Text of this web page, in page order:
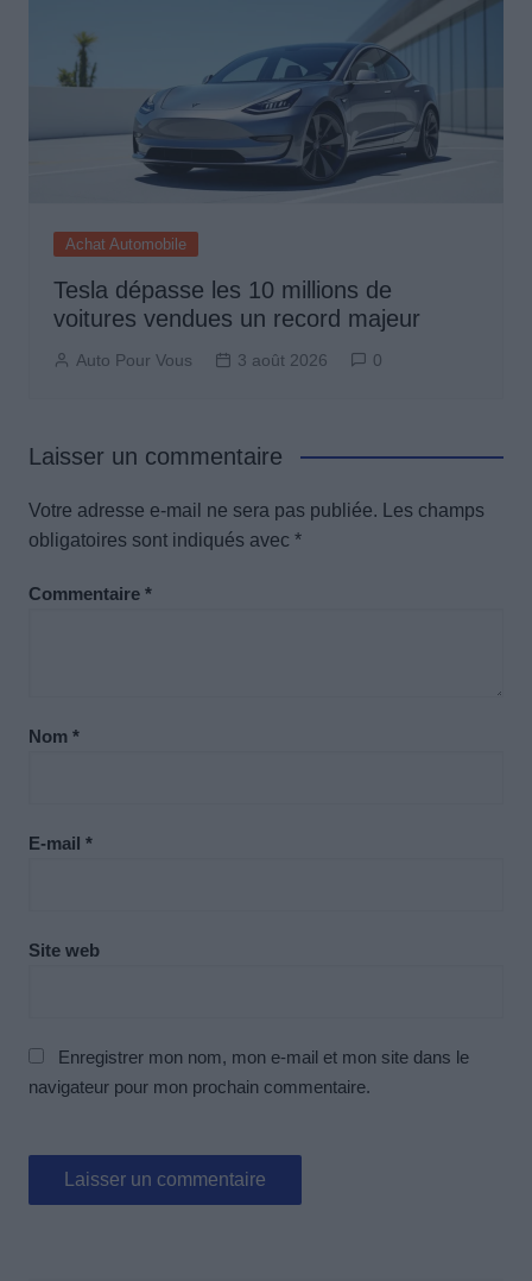
Achat Automobile
Tesla dépasse les 10 millions de
voitures vendues un record majeur
Auto Pour Vous 3 août 2026 0
Laisser un commentaire
Votre adresse e-mail ne sera pas publiée.
Les champs
obligatoires sont indiqués avec *
Commentaire *
Nom *
E-mail *
Site web
Enregistrer mon nom, mon e-mail et mon site dans le
navigateur pour mon prochain commentaire.